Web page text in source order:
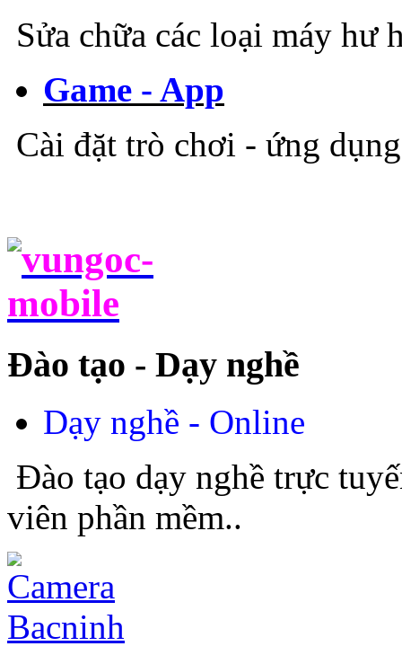
Sửa chữa các loại máy hư
Game - App
Cài đặt trò chơi - ứng
Đào tạo - Dạy nghề
Dạy nghề - Online
Đào tạo dạy nghề trực
viên phần mềm..